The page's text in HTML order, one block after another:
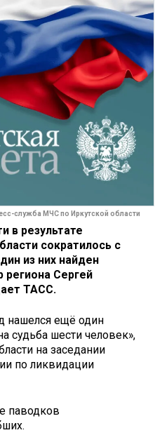
служба МЧС по Иркутской области
в результате
сократилось с
из них найден
региона Сергей
ТАСС.
нашелся ещё один
судьба шести человек»,
на заседании
по ликвидации
паводков